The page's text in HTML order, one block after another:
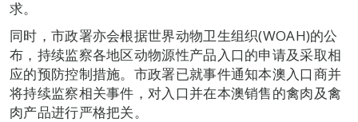
求。
同时，市政署亦会根据世界动物卫生组织(WOAH)的公
布，持续监察各地区动物源性产品入口的申请及采取相
应的预防控制措施。市政署已就事件通知本澳入口商并
将持续监察相关事件，对入口并在本澳销售的禽肉及禽
肉产品进行严格把关。